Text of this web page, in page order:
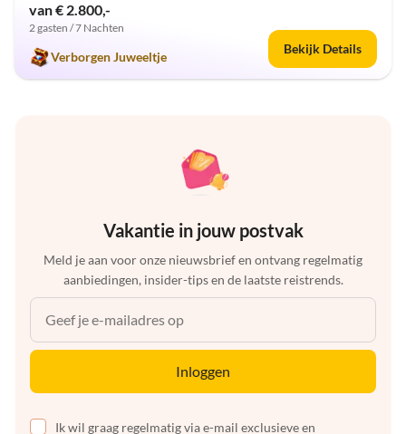
van € 2.800,-
2 gasten / 7 Nachten
Verborgen Juweeltje
Bekijk Details
Vakantie in jouw postvak
Meld je aan voor onze nieuwsbrief en ontvang regelmatig
aanbiedingen, insider-tips en de laatste reistrends.
Inloggen
Ik wil graag regelmatig via e-mail exclusieve en